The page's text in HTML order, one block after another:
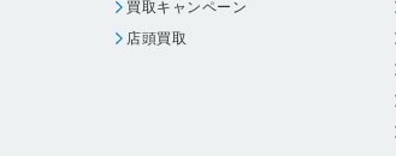
買取キャンペーン
店頭買取